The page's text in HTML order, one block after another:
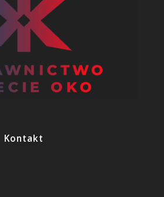
Kontakt